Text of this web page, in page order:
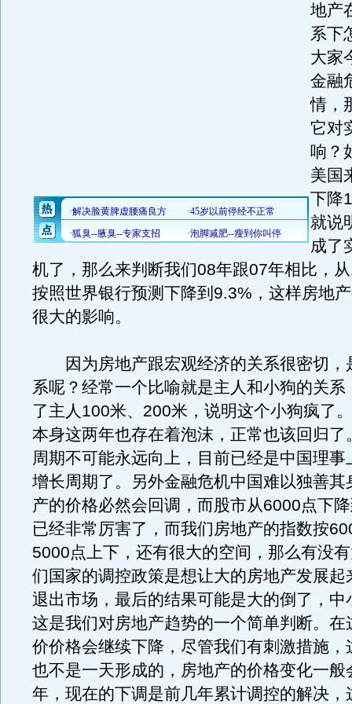
地产
系下
大家
金融
情，
它对
响？
美国
下降
就说
成了
机了，那么来判断我们08年跟07年相比，
按照世界银行预测下降到9.3%，这样房地
很大的影响。
因为房地产跟宏观经济的关系很密切，
系呢？经常一个比喻就是主人和小狗的关系
了主人100米、200米，说明这个小狗疯了
本身这两年也存在着泡沫，正常也该回归了
周期不可能永远向上，目前已经是中国理事
增长周期了。另外金融危机中国难以独善其
产的价格必然会回调，而股市从6000点下
已经非常厉害了，而我们房地产的指数按
5000点上下，还有很大的空间，那么有没
们国家的调控政策是想让大的房地产发展起
退出市场，最后的结果可能是大的倒了，中
这是我们对房地产趋势的一个简单判断。在
价价格会继续下降，尽管我们有刺激措施，
也不是一天形成的，房地产的价格变化一般
年，现在的下调是前几年累计调控的解决，